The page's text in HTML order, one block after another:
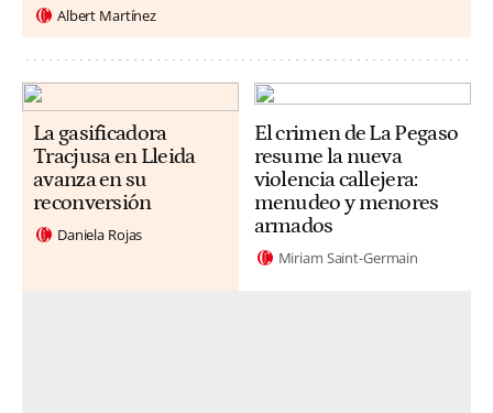
Albert Martínez
La gasificadora
Tracjusa en Lleida
avanza en su
reconversión
Daniela Rojas
El crimen de La Pegaso
resume la nueva
violencia callejera:
menudeo y menores
armados
Miriam Saint-Germain